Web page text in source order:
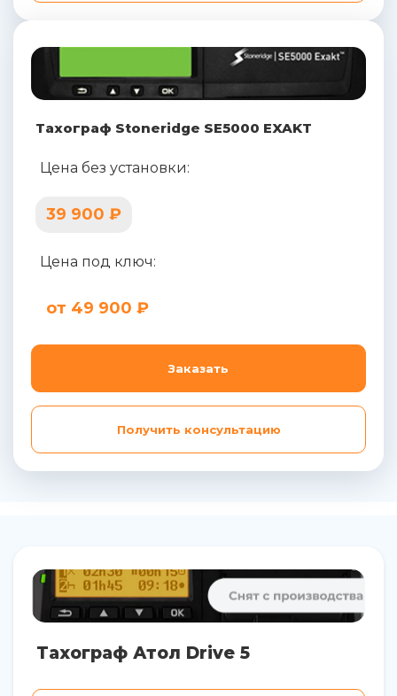
Тахограф Stoneridge SE5000 EXAKT
Цена без установки:
39 900 ₽
Цена под ключ:
от 49 900 ₽
Заказать
Получить консультацию
Тахограф Атол Drive 5